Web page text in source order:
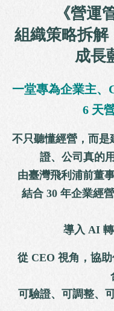
《營運
組織策略拆
成長
一堂專為企業主、
6 天
不只聽懂經營，而
證、公司真的
由臺灣飛利浦前董
結合 30 年企業經
導入 AI
從 CEO 視角，協
可驗證、可調整、